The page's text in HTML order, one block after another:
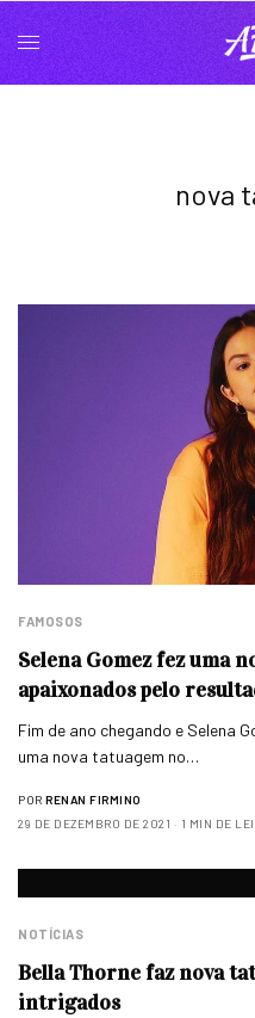
nova
FAMOSOS
Selena Gomez fez uma
apaixonados pelo
Fim de ano chegando e Selena
uma nova tatuagem no…
POR RENAN FIRMINO
29 DE DEZEMBRO DE 2021
1 MIN DE
NOTÍCIAS
Bella Thorne faz nova
intrigados